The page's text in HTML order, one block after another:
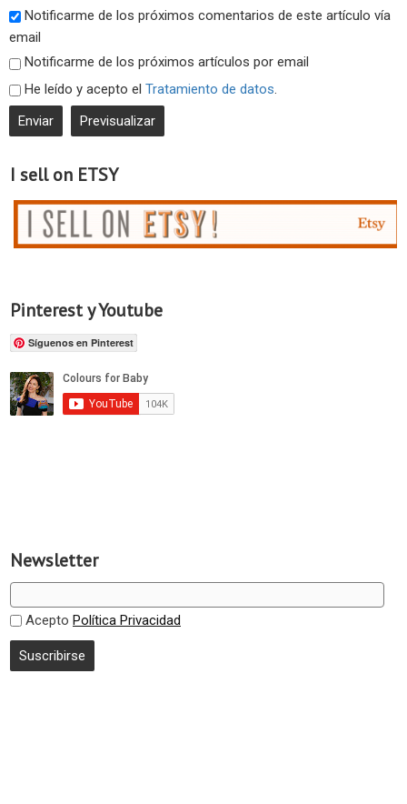
I sell on ETSY
Pinterest y Youtube
Síguenos en Pinterest
Newsletter
Acepto Política Privacidad
Notificarme de los próximos comentarios de este artículo vía
email
Notificarme de los próximos artículos por email
He leído y acepto el Tratamiento de datos